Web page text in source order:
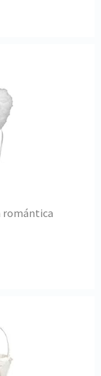
romántica